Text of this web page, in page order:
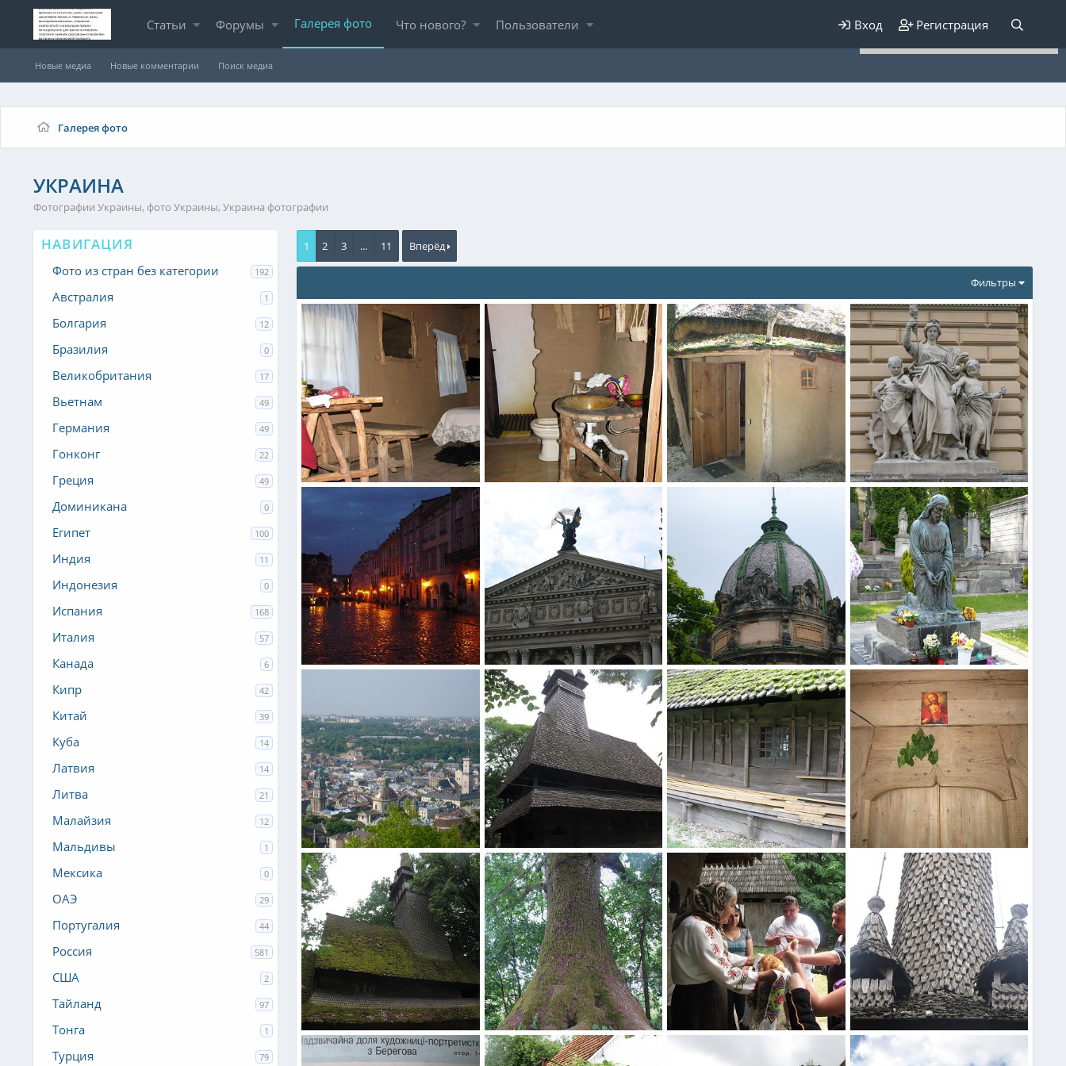
Статьи Форумы Галерея фото Что нового? Пользователи Вход Регистрация
Новые медиа Новые комментарии Поиск медиа
Галерея фото
УКРАИНА
Фотографии Украины, фото Украины, Украина фотографии
НАВИГАЦИЯ
Фото из стран без категории 192
Австралия 1
Болгария 12
Бразилия 0
Великобритания 17
Вьетнам 49
Германия 49
Гонконг 22
Греция 49
Доминикана 0
Египет 100
Индия 11
Индонезия 0
Испания 168
Италия 57
Канада 6
Кипр 42
Китай 39
Куба 14
Латвия 14
Литва 21
Малайзия 12
Мальдивы 1
Мексика 0
ОАЭ 29
Португалия 44
Россия 581
США 2
Тайланд 97
Тонга 1
Турция 79
1 2 3 ... 11 Вперёд
Фильтры
ХАрьковская обл. "Сова" ХАрьковская обл. "Сова" ХАрьковская обл. "Сова" Львов
Admin Ya
1 Июн 2015
0
0
Львов Львов
Admin Ya
1 Июн 2015
0
0
Львов
Admin Ya
1 Июн 2015
0
0
Львов
Admin Ya
1 Июн 2015
0
Львов
Admin Ya
1 Июн 2015
0
Закарпатье
Нила
30 Май 2015
0
0
Закарпатье
Нила
30 Май 2015
0
Закарпатье
Нила
30 Май 2015
Закарпатье
30 Май 2015
0
0
Закарпатье
Нила
30 Май 2015
0
0
3329-img 9216 40
Нила
Деревянная крыша
Нила
0
Для любых предложений по